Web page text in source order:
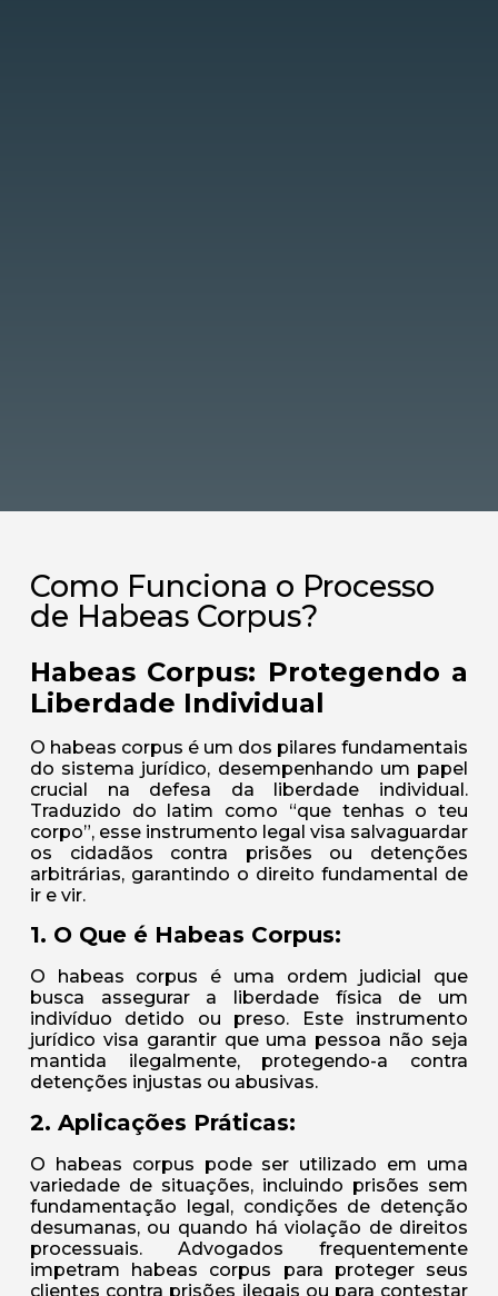
Como Funciona o Processo
de Habeas Corpus?
Habeas Corpus: Protegendo a
Liberdade Individual
O habeas corpus é um dos pilares fundamentais
do sistema jurídico, desempenhando um papel
crucial na defesa da liberdade individual.
Traduzido do latim como “que tenhas o teu
corpo”, esse instrumento legal visa salvaguardar
os cidadãos contra prisões ou detenções
arbitrárias, garantindo o direito fundamental de
ir e vir.
1. O Que é Habeas Corpus:
O habeas corpus é uma ordem judicial que
busca assegurar a liberdade física de um
indivíduo detido ou preso. Este instrumento
jurídico visa garantir que uma pessoa não seja
mantida ilegalmente, protegendo-a contra
detenções injustas ou abusivas.
2. Aplicações Práticas:
O habeas corpus pode ser utilizado em uma
variedade de situações, incluindo prisões sem
fundamentação legal, condições de detenção
desumanas, ou quando há violação de direitos
processuais. Advogados frequentemente
impetram habeas corpus para proteger seus
clientes contra prisões ilegais ou para contestar